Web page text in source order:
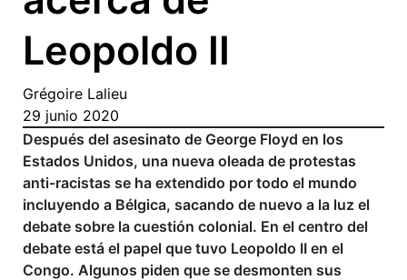
Leopoldo II
Grégoire Lalieu
29 junio 2020
Después del asesinato de George Floyd en los
Estados Unidos, una nueva oleada de protestas
anti-racistas se ha extendido por todo el mundo
incluyendo a Bélgica, sacando de nuevo a la luz el
debate sobre la cuestión colonial. En el centro del
debate está el papel que tuvo Leopoldo II en el
Congo. Algunos piden que se desmonten sus